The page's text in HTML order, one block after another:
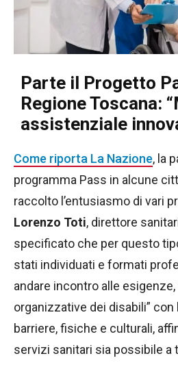
Parte il Progetto
Regione Toscana:
assistenziale
Come riporta La Nazione, la
programma Pass in alcune
raccolto l’entusiasmo di vari
Lorenzo Toti, direttore
specificato che per questo
stati individuati e formati
andare incontro alle
organizzative dei disabili”
barriere, fisiche e culturali,
servizi sanitari sia possibile a